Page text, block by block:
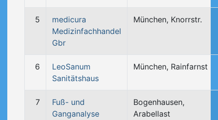
5
medicura
Medizinfachhandel
Gbr
München, Knorrstr.
6
LeoSanum
Sanitätshaus
München, Rainfarnst
7
Fuß- und
Ganganalyse
Bogenhausen,
Arabellast